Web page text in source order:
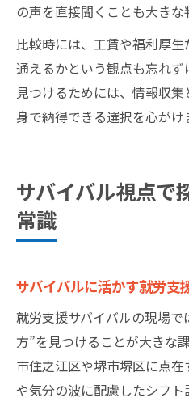
の声を直接聞くことも大きな
比較時には、工賃や福利厚
通えるかという観点も忘れ
見つけるためには、情報収
身で納得できる選択を心がけ
サバイバル視点で
常識
サバイバルに活かす就労支
就労支援サバイバルの現場で
方”を見つけることが大きな
市住之江区や堺市堺区に点
や気分の波に配慮したシフ